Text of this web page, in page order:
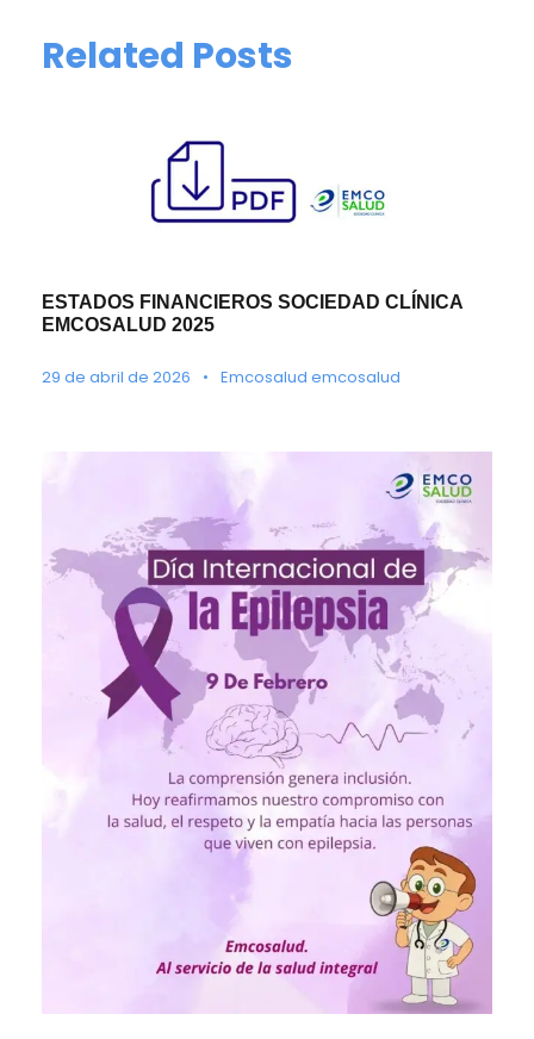
Related Posts
ESTADOS FINANCIEROS SOCIEDAD CLÍNICA
EMCOSALUD 2025
29 de abril de 2026 • Emcosalud emcosalud